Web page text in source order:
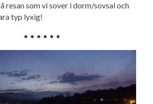
resan som vi sover i dorm/sovsal och
typ lyxig!
• • • • • •